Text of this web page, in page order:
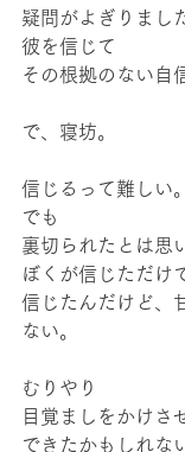
疑問がよぎりまし
彼を信じて
その根拠のない自
で、寝坊。
信じるって難しい。
でも
裏切られたとは思
ぼくが信じただけ
信じたんだけど、
ない。
むりやり
目覚ましをかけさ
できたかもしれな